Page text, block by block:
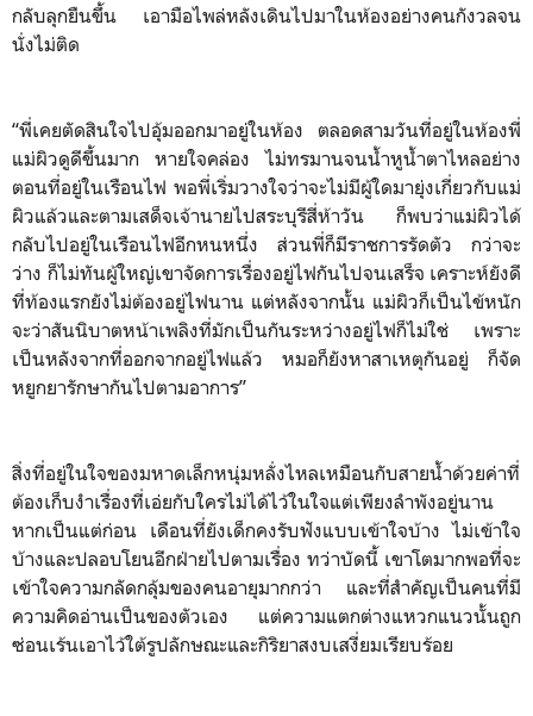
กลับลุกยืนขึ้น เอามือไพล่หลังเดินไปมาในห้องอย่างคนกังวลจน
นั่งไม่ติด
“พี่เคยตัดสินใจไปอุ้มออกมาอยู่ในห้อง ตลอดสามวันที่อยู่ในห้องพี่
แม่ผิวดูดีขึ้นมาก หายใจคล่อง ไม่ทรมานจนน้ำหูน้ำตาไหลอย่าง
ตอนที่อยู่ในเรือนไฟ พอพี่เริ่มวางใจว่าจะไม่มีผู้ใดมายุ่งเกี่ยวกับแม่
ผิวแล้วและตามเสด็จเจ้านายไปสระบุรีสี่ห้าวัน ก็พบว่าแม่ผิวได้
กลับไปอยู่ในเรือนไฟอีกหนหนึ่ง ส่วนพี่ก็มีราชการรัดตัว กว่าจะ
ว่าง ก็ไม่ทันผู้ใหญ่เขาจัดการเรื่องอยู่ไฟกันไปจนเสร็จ เคราะห์ยังดี
ที่ท้องแรกยังไม่ต้องอยู่ไฟนาน แต่หลังจากนั้น แม่ผิวก็เป็นไข้หนัก
จะว่าสันนิบาตหน้าเพลิงที่มักเป็นกันระหว่างอยู่ไฟก็ไม่ใช่ เพราะ
เป็นหลังจากที่ออกจากอยู่ไฟแล้ว หมอก็ยังหาสาเหตุกันอยู่ ก็จัด
หยูกยารักษากันไปตามอาการ”
สิ่งที่อยู่ในใจของมหาดเล็กหนุ่มหลั่งไหลเหมือนกับสายน้ำด้วยค่าที่
ต้องเก็บงำเรื่องที่เอ่ยกับใครไม่ได้ไว้ในใจแต่เพียงลำพังอยู่นาน
หากเป็นแต่ก่อน เดือนที่ยังเด็กคงรับฟังแบบเข้าใจบ้าง ไม่เข้าใจ
บ้างและปลอบโยนอีกฝ่ายไปตามเรื่อง ทว่าบัดนี้ เขาโตมากพอที่จะ
เข้าใจความกลัดกลุ้มของคนอายุมากกว่า และที่สำคัญเป็นคนที่มี
ความคิดอ่านเป็นของตัวเอง แต่ความแตกต่างแหวกแนวนั้นถูก
ซ่อนเร้นเอาไว้ใต้รูปลักษณะและกิริยาสงบเสงี่ยมเรียบร้อย